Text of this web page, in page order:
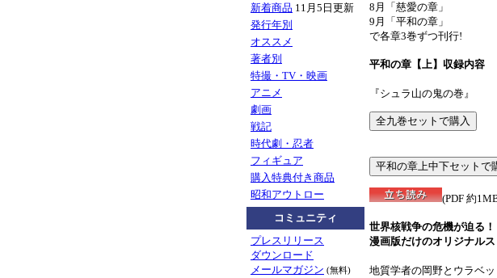
新着商品 11月5日更新
発行年別
オススメ
著者別
特撮・TV・映画
アニメ
劇画
戦記
時代劇・忍者
フィギュア
購入特典付き商品
昭和アウトロー
コミュニティ
プレスリリース
ダウンロード
メールマガジン (無料)
8月「慈愛の章」
9月「平和の章」
で各章3巻ずつ刊行!
平和の章【上】収録内容
『シュラ山の鬼の巻』
(PDF 約
世界核戦争の危機が迫る！
漫画版だけのオリジナル
地質学者の岡野とウラベ